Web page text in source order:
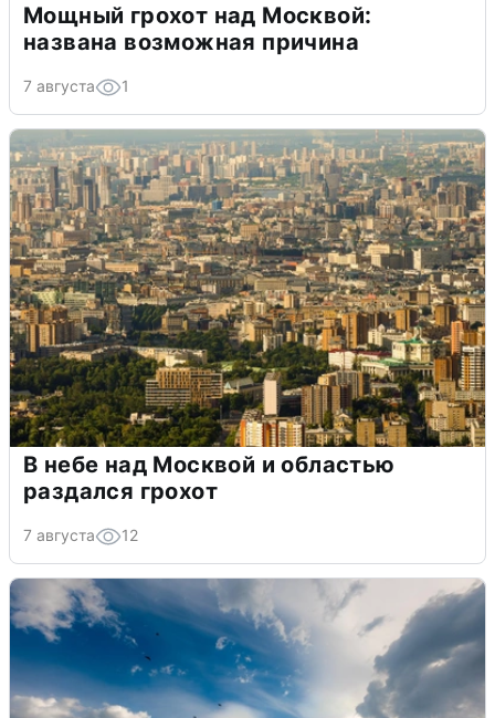
Мощный грохот над Москвой:
названа возможная причина
7 августа 1
В небе над Москвой и областью
раздался грохот
7 августа 12